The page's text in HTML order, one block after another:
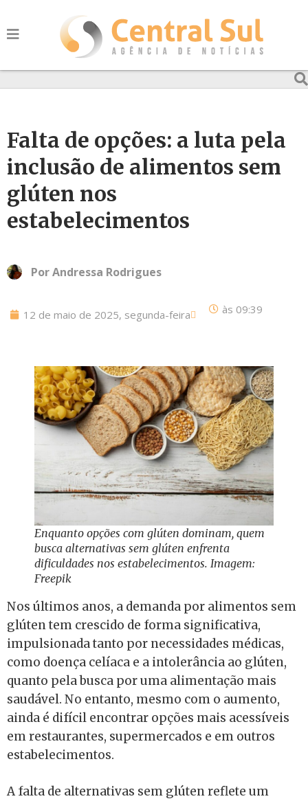
Falta de opções: a luta pela
inclusão de alimentos sem
glúten nos
estabelecimentos
PorAndressa Rodrigues
12 de maio de 2025, segunda-feira às 09:39
Enquanto opções com glúten dominam, quem
busca alternativas sem glúten enfrenta
dificuldades nos estabelecimentos. Imagem:
Freepik
Nos últimos anos, a demanda por alimentos sem
glúten tem crescido de forma significativa,
impulsionada tanto por necessidades médicas,
como doença celíaca e a intolerância ao glúten,
quanto pela busca por uma alimentação mais
saudável. No entanto, mesmo com o aumento,
ainda é difícil encontrar opções mais acessíveis
em restaurantes, supermercados e em outros
estabelecimentos.
A falta de alternativas sem glúten reflete um